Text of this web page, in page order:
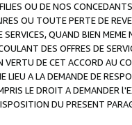
OU DE NOS
OU TOUTE PERTE DE
QUAND BIEN
DES OFFRES DE
DE CET ACCORD AU
LIEU A LA DEMANDE DE
LE DROIT A DEMANDER
DU PRESENT